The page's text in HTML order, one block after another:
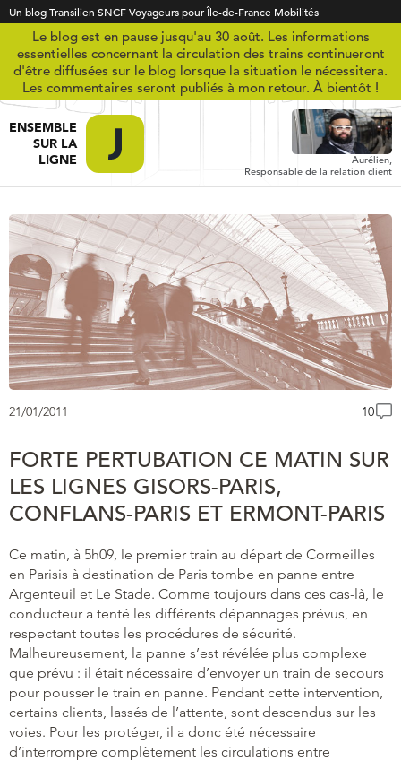
Un blog Transilien SNCF Voyageurs pour Île-de-France Mobilités
Le blog est en pause jusqu'au 30 août. Les informations
essentielles concernant la circulation des trains continueront
d'être diffusées sur le blog lorsque la situation le nécessitera.
Les commentaires seront publiés à mon retour. À bientôt !
ENSEMBLE
SUR LA
LIGNE
Aurélien,
Responsable de la relation client
21/01/2011 10
FORTE PERTUBATION CE MATIN SUR
LES LIGNES GISORS-PARIS,
CONFLANS-PARIS ET ERMONT-PARIS
Ce matin, à 5h09, le premier train au départ de Cormeilles
en Parisis à destination de Paris tombe en panne entre
Argenteuil et Le Stade. Comme toujours dans ces cas-là, le
conducteur a tenté les différents dépannages prévus, en
respectant toutes les procédures de sécurité.
Malheureusement, la panne s’est révélée plus complexe
que prévu : il était nécessaire d’envoyer un train de secours
pour pousser le train en panne. Pendant cette intervention,
certains clients, lassés de l’attente, sont descendus sur les
voies. Pour les protéger, il a donc été nécessaire
d’interrompre complètement les circulations entre